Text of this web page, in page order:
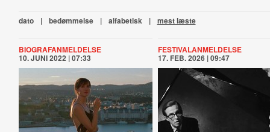
dato | bedømmelse | alfabetisk | mest læste
BIOGRAFANMELDELSE
10. JUNI 2022 | 07:33
FESTIVALANMELDELSE
17. FEB. 2026 | 09:47